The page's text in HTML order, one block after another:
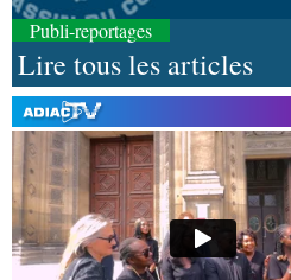
Publi-reportages
Lire tous les articles
08-08-2026 01:25
EnvironnementForêts : des
l'utilisation d'un logiciel
émissions
08-08-2026 01:18
Afrique-MondeCongo-Mali
envisagent le renforcement
agricole